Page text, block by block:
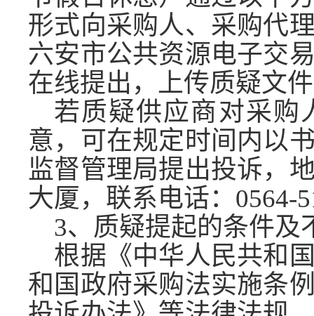
形式向采购人、采购代
六安市公共资源电子交
在线提出，上传质疑文
若质疑供应商对采购
意，可在规定时间内以
监督管理局提出投诉，
大厦，联系电话： 0564-
3、质疑提起的条件及
根据《中华人民共和
和国政府采购法实施条